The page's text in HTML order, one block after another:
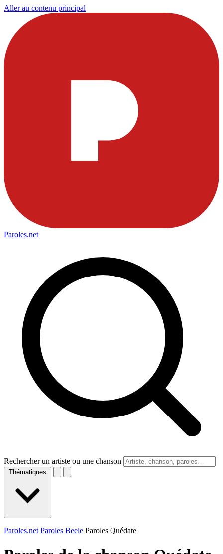
Aller au contenu principal
Paroles.net
Rechercher un artiste ou une chanson
Thématiques
Paroles.net Paroles Beele Paroles Quédate